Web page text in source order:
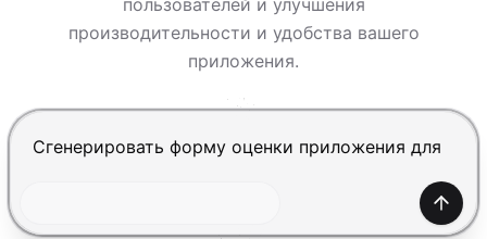
пользователей и улучшения
производительности и удобства вашего
приложения.
Нажмите Enter, чтобы отправить, Shift+Enter —